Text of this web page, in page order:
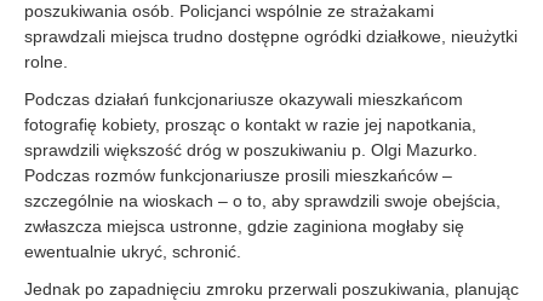
poszukiwania osób. Policjanci wspólnie ze strażakami
sprawdzali miejsca trudno dostępne ogródki działkowe, nieużytki
rolne.
Podczas działań funkcjonariusze okazywali mieszkańcom
fotografię kobiety, prosząc o kontakt w razie jej napotkania,
sprawdzili większość dróg w poszukiwaniu p. Olgi Mazurko.
Podczas rozmów funkcjonariusze prosili mieszkańców –
szczególnie na wioskach – o to, aby sprawdzili swoje obejścia,
zwłaszcza miejsca ustronne, gdzie zaginiona mogłaby się
ewentualnie ukryć, schronić.
Jednak po zapadnięciu zmroku przerwali poszukiwania, planując